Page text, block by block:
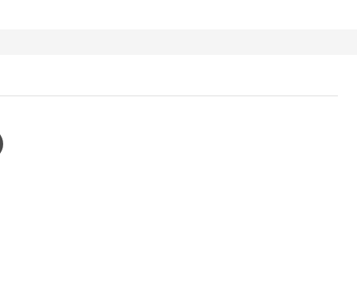
wird ein Produkt namens LASTARE vorgestellt. Er verfügt
Korpus mit Türen, weiß, 80x42x200 cm